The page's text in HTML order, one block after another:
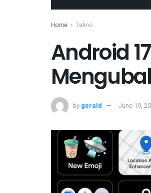
Home Tekno
Android
by gerald June 19,